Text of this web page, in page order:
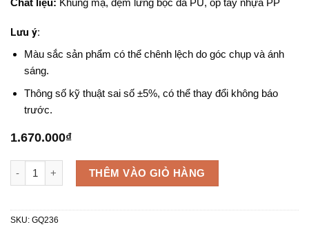
Lưu ý:
Màu sắc sản phẩm có thể chênh lệch do góc chụp và ánh
sáng.
Thông số kỹ thuật sai số ±5%, có thể thay đổi không báo
trước.
1.670.000₫
Ghế chân quỳ GQ236 số lượng
THÊM VÀO GIỎ HÀNG
SKU: GQ236